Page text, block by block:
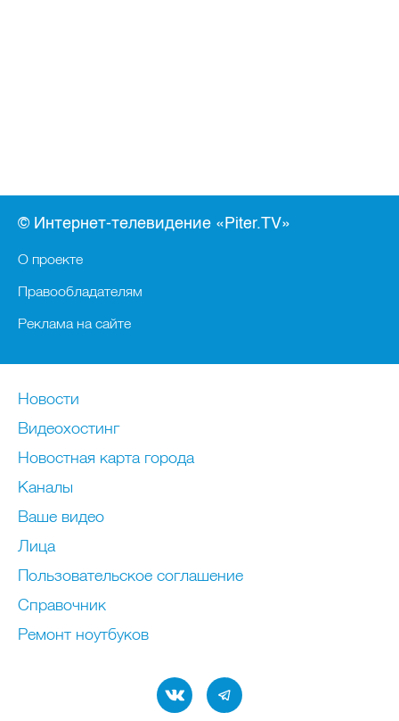
© Интернет-телевидение «Piter.TV»
О проекте
Правообладателям
Реклама на сайте
Новости
Видеохостинг
Новостная карта города
Каналы
Ваше видео
Лица
Пользовательское соглашение
Справочник
Ремонт нoутбуков